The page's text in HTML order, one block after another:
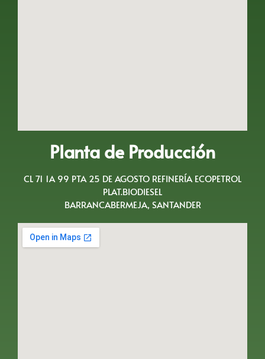
Planta de Producción
CL 71 1A 99 PTA 25 DE AGOSTO REFINERÍA ECOPETROL
PLAT.BIODIESEL
BARRANCABERMEJA, SANTANDER